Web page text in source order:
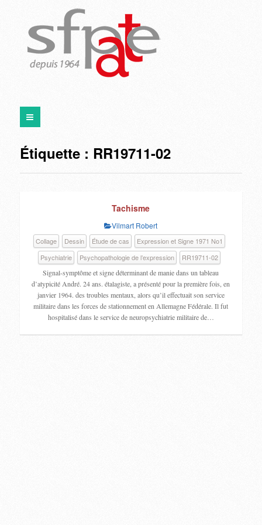
Étiquette : RR19711-02
Tachisme
Vilmart Robert
Collage Dessin Étude de cas
Expression et Signe 1971 No1
Psychiatrie
Psychopathologie de l’expression
RR19711-02
Signal-symptôme et signe déterminant de manie dans un tableau
d’atypicité André. 24 ans. étalagiste, a présenté pour la première fois, en
janvier 1964. des troubles mentaux, alors qu’il effectuait son service
militaire dans les forces de stationnement en Allemagne Fédérale. Il fut
hospitalisé dans le service de neuropsychiatrie militaire de…